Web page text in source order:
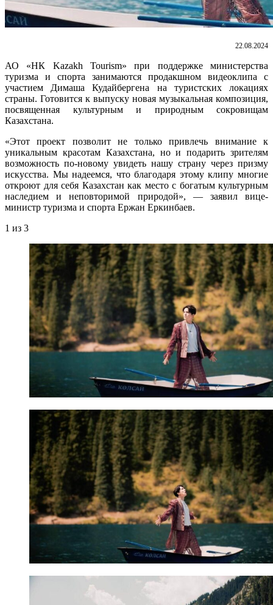
22.08.2024
АО «НК Kazakh Tourism» при поддержке министерства
туризма и спорта занимаются продакшном видеоклипа с
участием Димаша Кудайбергена на туристских локациях
страны. Готовится к выпуску новая музыкальная композиция,
посвященная культурным и природным сокровищам
Казахстана.
«Этот проект позволит не только привлечь внимание к
уникальным красотам Казахстана, но и подарить зрителям
возможность по-новому увидеть нашу страну через призму
искусства. Мы надеемся, что благодаря этому клипу многие
откроют для себя Казахстан как место с богатым культурным
наследием и неповторимой природой», — заявил вице-
министр туризма и спорта Ержан Еркинбаев.
1 из 3